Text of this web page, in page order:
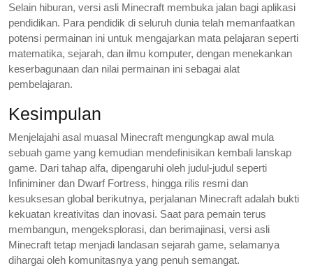
Selain hiburan, versi asli Minecraft membuka jalan bagi aplikasi
pendidikan. Para pendidik di seluruh dunia telah memanfaatkan
potensi permainan ini untuk mengajarkan mata pelajaran seperti
matematika, sejarah, dan ilmu komputer, dengan menekankan
keserbagunaan dan nilai permainan ini sebagai alat
pembelajaran.
Kesimpulan
Menjelajahi asal muasal Minecraft mengungkap awal mula
sebuah game yang kemudian mendefinisikan kembali lanskap
game. Dari tahap alfa, dipengaruhi oleh judul-judul seperti
Infiniminer dan Dwarf Fortress, hingga rilis resmi dan
kesuksesan global berikutnya, perjalanan Minecraft adalah bukti
kekuatan kreativitas dan inovasi. Saat para pemain terus
membangun, mengeksplorasi, dan berimajinasi, versi asli
Minecraft tetap menjadi landasan sejarah game, selamanya
dihargai oleh komunitasnya yang penuh semangat.